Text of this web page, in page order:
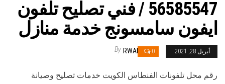
56585547 / فني تصليح تلفون
ايفون سامسونج خدمة منازل
أبريل 28, 2021 0
By RWAN
رقم محل تلفونات الفنطاس الكويت خدمات تصليح وصيانة